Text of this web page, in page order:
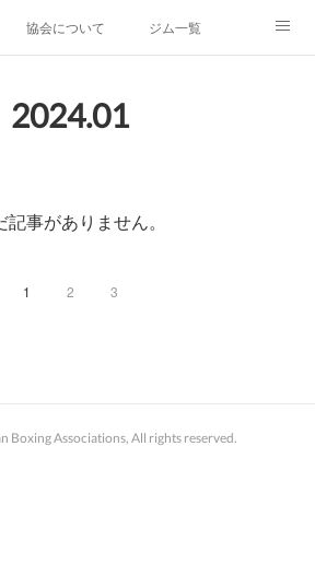
協会について ジム一覧
2024.01
記事がありません。
1 2 3
Boxing Associations, All rights reserved.